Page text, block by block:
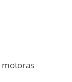
motoras